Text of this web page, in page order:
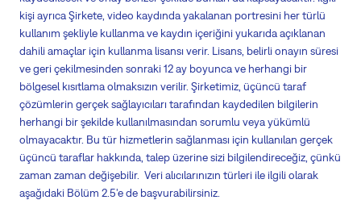
kişi ayrıca Şirkete, video kaydında yakalanan portresini her türlü
kullanım şekliyle kullanma ve kaydın içeriğini yukarıda açıklanan
dahili amaçlar için kullanma lisansı verir. Lisans, belirli onayın süresi
ve geri çekilmesinden sonraki 12 ay boyunca ve herhangi bir
bölgesel kısıtlama olmaksızın verilir. Şirketimiz, üçüncü taraf
çözümlerin gerçek sağlayıcıları tarafından kaydedilen bilgilerin
herhangi bir şekilde kullanılmasından sorumlu veya yükümlü
olmayacaktır. Bu tür hizmetlerin sağlanması için kullanılan gerçek
üçüncü taraflar hakkında, talep üzerine sizi bilgilendireceğiz, çünkü
zaman zaman değişebilir. Veri alıcılarınızın türleri ile ilgili olarak
aşağıdaki Bölüm 2.5'e de başvurabilirsiniz.